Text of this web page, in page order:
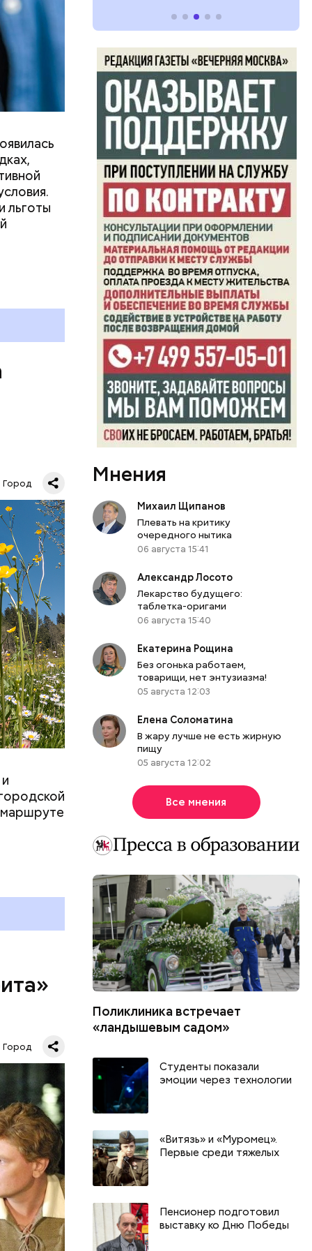
льготы
Город
маршруте
Город
—
— с
доме»,
где
века с
и
и
Мнения
Михаил Щипанов
Плевать на критику
очередного нытика
06 августа 15:41
Александр Лосото
Лекарство будущего:
таблетка-оригами
06 августа 15:40
Екатерина Рощина
Без огонька работаем,
товарищи, нет энтузиазма!
05 августа 12:03
Елена Соломатина
В жару лучше не есть жирную
пищу
05 августа 12:02
Все мнения
Поликлиника встречает
«ландышевым садом»
Студенты показали
эмоции через технологии
«Витязь» и «Муромец».
Первые среди тяжелых
Пенсионер подготовил
выставку ко Дню Победы